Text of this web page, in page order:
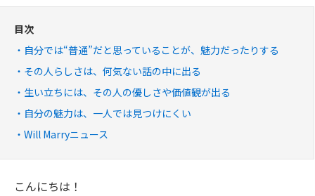
目次
自分では“普通”だと思っていることが、魅力だったりする
その人らしさは、何気ない話の中に出る
生い立ちには、その人の優しさや価値観が出る
自分の魅力は、一人では見つけにくい
Will Marryニュース
こんにちは！